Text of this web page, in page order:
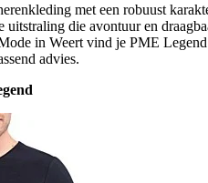
met een robuust
uitstraling die avontuur en
in Weert vind je PME
advies.